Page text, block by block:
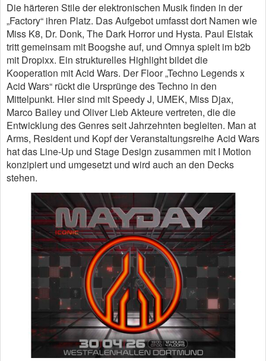
Die härteren Stile der elektronischen Musik finden in der
„Factory“ ihren Platz. Das Aufgebot umfasst dort Namen wie
Miss K8, Dr. Donk, The Dark Horror und Hysta. Paul Elstak
tritt gemeinsam mit Boogshe auf, und Omnya spielt im b2b
mit Dropixx. Ein strukturelles Highlight bildet die
Kooperation mit Acid Wars. Der Floor „Techno Legends x
Acid Wars“ rückt die Ursprünge des Techno in den
Mittelpunkt. Hier sind mit Speedy J, UMEK, Miss Djax,
Marco Bailey und Oliver Lieb Akteure vertreten, die die
Entwicklung des Genres seit Jahrzehnten begleiten. Man at
Arms, Resident und Kopf der Veranstaltungsreihe Acid Wars
hat das Line-Up und Stage Design zusammen mit I Motion
konzipiert und umgesetzt und wird auch an den Decks
stehen.